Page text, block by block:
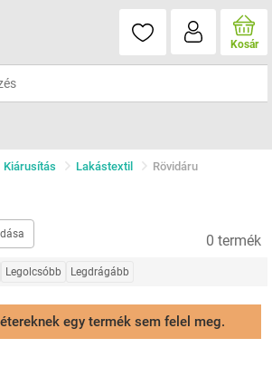
Kosár
Kiárusítás Lakástextil Rövidáru
0 termék
Legolcsóbb Legdrágább
egy termék sem felel meg.